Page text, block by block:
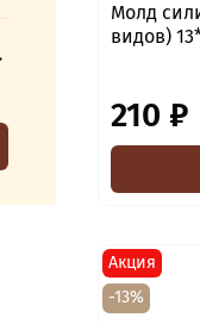
Молд
видов)
210 ₽
Акция
-13%